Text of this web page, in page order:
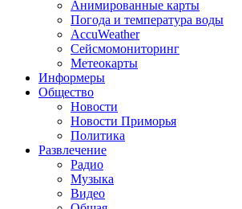
Анимированные карты
Погода и температура воды
AccuWeather
Сейсмомониторинг
Метеокарты
Информеры
Общество
Новости
Новости Приморья
Политика
Развлечение
Радио
Музыка
Видео